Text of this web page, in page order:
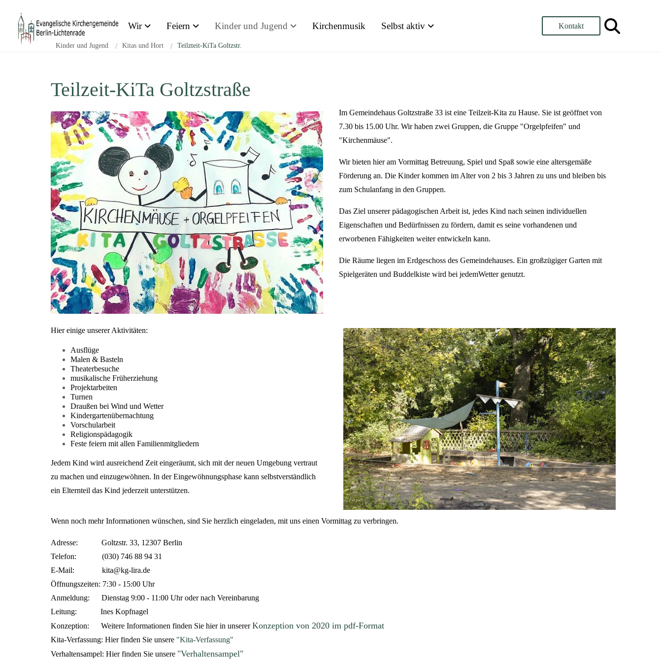
Zum Inhalt springen
Wir Feiern Kinder und Jugend Kirchenmusik Selbst aktiv Kontakt
Kinder und Jugend / Kitas und Hort / Teilzteit-KiTa Goltzstr.
Teilzeit-KiTa Goltzstraße
Im Gemeindehaus Goltzstraße 33 ist eine Teilzeit-Kita zu Hause. Sie ist geöffnet von
7.30 bis 15.00 Uhr. Wir haben zwei Gruppen, die Gruppe "Orgelpfeifen" und
"Kirchenmäuse".
Wir bieten hier am Vormittag Betreuung, Spiel und Spaß sowie eine altersgemäße
Förderung an. Die Kinder kommen im Alter von 2 bis 3 Jahren zu uns und bleiben bis
zum Schulanfang in den Gruppen.
Das Ziel unserer pädagogischen Arbeit ist, jedes Kind nach seinen individuellen
Eigenschaften und Bedürfnissen zu fördern, damit es seine vorhandenen und
erworbenen Fähigkeiten weiter entwickeln kann.
Die Räume liegen im Erdgeschoss des Gemeindehauses. Ein großzügiger Garten mit
Spielgeräten und Buddelkiste wird bei jedemWetter genutzt.
Hier einige unserer Aktivitäten:
Ausflüge
Malen & Basteln
Theaterbesuche
musikalische Früherziehung
Projektarbeiten
Turnen
Draußen bei Wind und Wetter
Kindergartenübernachtung
Vorschularbeit
Religionspädagogik
Feste feiern mit allen Familienmitgliedern
Jedem Kind wird ausreichend Zeit eingeräumt, sich mit der neuen Umgebung vertraut
zu machen und einzugewöhnen. In der Eingewöhnungsphase kann selbstverständlich
ein Elternteil das Kind jederzeit unterstützen.
Wenn noch mehr Informationen wünschen, sind Sie herzlich eingeladen, mit uns einen Vormittag zu verbringen.
Adresse: Goltzstr. 33, 12307 Berlin
Telefon: (030) 746 88 94 31
E-Mail:
kita@kg-lira.de
Öffnungszeiten: 7:30 - 15:00 Uhr
Anmeldung: Dienstag 9:00 - 11:00 Uhr oder nach Vereinbarung
Leitung: Ines Kopfnagel
Konzeption: Weitere Informationen finden Sie hier in unsererKonzeption von 2020 im pdf-Format
Kita-Verfassung: Hier finden Sie unsere "Kita-Verfassung"
Verhaltensampel: Hier finden Sie unsere "Verhaltensampel"